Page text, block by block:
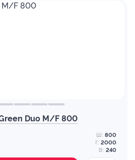
Duo M/F 800
Ш: 800
Г: 2000
В: 240